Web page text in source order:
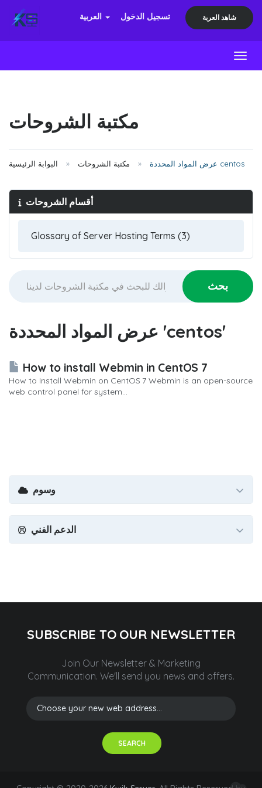
تسجيل الدخول شاهد العربة
مكتبة الشروحات
البوابة الرئيسية مكتبة الشروحات عرض المواد المحددة centos
أقسام الشروحات
عرض المواد المحددة 'centos'
How to install Webmin in CentOS 7
How to Install Webmin on CentOS 7 Webmin is an open-source
web control panel for system...
وسوم
الدعم الفني
SUBSCRIBE TO OUR NEWSLETTER
Join Our Newsletter & Marketing
Communication. We'll send you news and offers.
SEARCH